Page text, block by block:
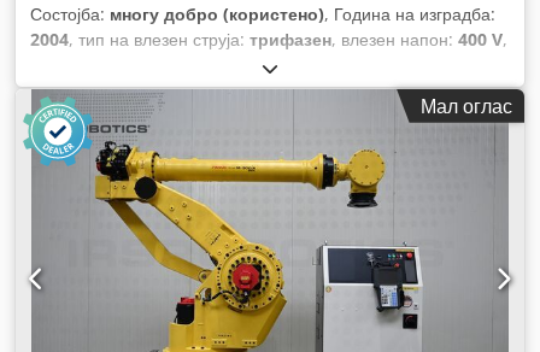
Состојба: многу добро (користено), Година на изградба:
2004, тип на влезен струја: трифазен, влезен напон: 400 V,
, вкупна висина:
ширина:4.220 мм,
Мал оглас